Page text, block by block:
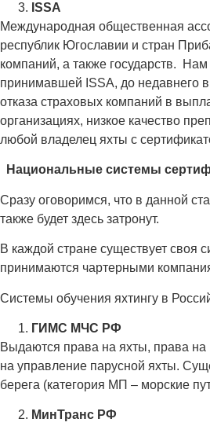
ISSA
Международная общественная
республик Югославии и стран
компаний, а также государств.
принимавшей ISSA, до недавнего
отказа страховых компаний в
организациях, низкое качество
любой владелец яхты с
Национальные системы
Сразу оговоримся, что в данной
также будет здесь затронут.
В каждой стране существует
принимаются чартерными
Системы обучения яхтингу в
ГИМС МЧС РФ
Выдаются права на яхты, права на
на управление парусной яхты.
берега (категория МП – морские
МинТранс РФ